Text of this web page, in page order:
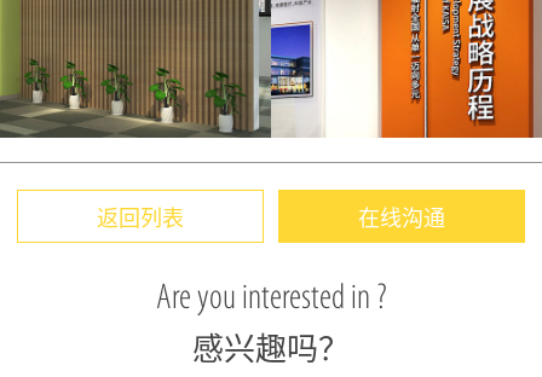
返回列表 在线沟通
Are you interested in ?
感兴趣吗？